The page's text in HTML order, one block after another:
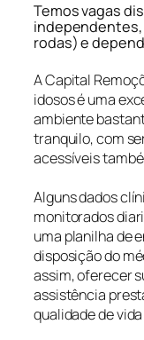
Temos vagas
rodas) e
A Capital
idosos é uma
ambiente
tranquilo, com
acessíveis
Alguns dados
monitorados
uma planilha de
disposição do
assim, oferecer
assistência
qualidade de